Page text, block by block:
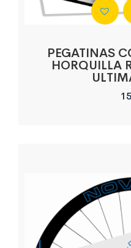
PEGATINAS
HORQUILLA